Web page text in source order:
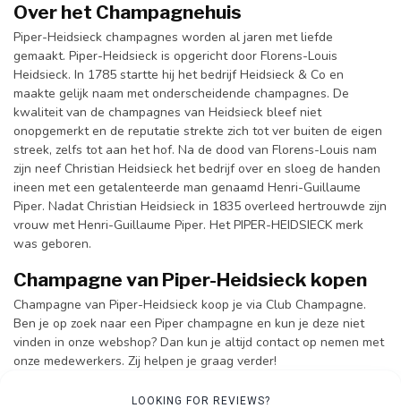
Over het Champagnehuis
Piper-Heidsieck champagnes worden al jaren met liefde
gemaakt. Piper-Heidsieck is opgericht door Florens-Louis
Heidsieck. In 1785 startte hij het bedrijf Heidsieck & Co en
maakte gelijk naam met onderscheidende champagnes. De
kwaliteit van de champagnes van Heidsieck bleef niet
onopgemerkt en de reputatie strekte zich tot ver buiten de eigen
streek, zelfs tot aan het hof. Na de dood van Florens-Louis nam
zijn neef Christian Heidsieck het bedrijf over en sloeg de handen
ineen met een getalenteerde man genaamd Henri-Guillaume
Piper. Nadat Christian Heidsieck in 1835 overleed hertrouwde zijn
vrouw met Henri-Guillaume Piper. Het PIPER-HEIDSIECK merk
was geboren.
Champagne van Piper-Heidsieck kopen
Champagne van Piper-Heidsieck koop je via Club Champagne.
Ben je op zoek naar een Piper champagne en kun je deze niet
vinden in onze webshop? Dan kun je altijd contact op nemen met
onze medewerkers. Zij helpen je graag verder!
LOOKING FOR REVIEWS?